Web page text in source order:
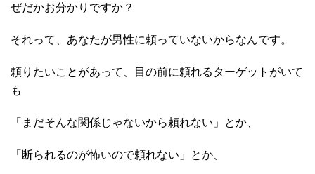
ぜだかお分かりですか？
それって、あなたが男性に頼っていないからなんです。
頼りたいことがあって、目の前に頼れるターゲットがいて
も
「まだそんな関係じゃないから頼れない」とか、
「断られるのが怖いので頼れない」とか、